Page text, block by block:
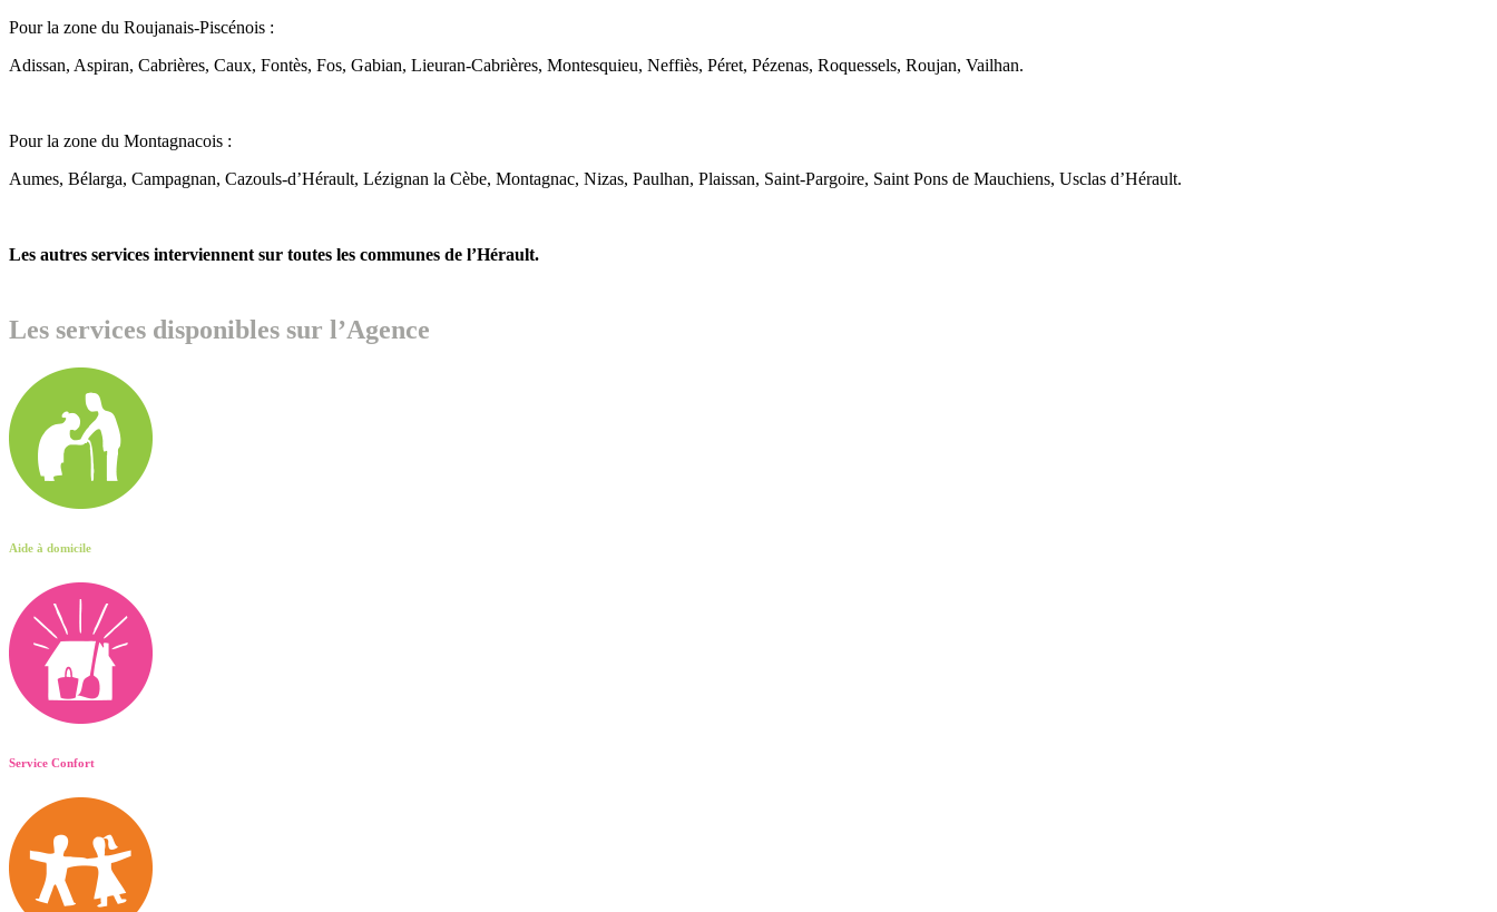
Pour la zone du Roujanais-Piscénois :
Adissan, Aspiran, Cabrières, Caux, Fontès, Fos, Gabian, Lieuran-Cabrières, Montesquieu, Neffiès, Péret, Pézenas, Roquessels, Roujan, Vailhan.
Pour la zone du Montagnacois :
Aumes, Bélarga, Campagnan, Cazouls-d’Hérault, Lézignan la Cèbe, Montagnac, Nizas, Paulhan, Plaissan, Saint-Pargoire, Saint Pons de Mauchiens, Usclas d’Hérault.
Les autres services interviennent sur toutes les communes de l’Hérault.
Les services disponibles sur l’Agence
Aide à domicile
Service Confort